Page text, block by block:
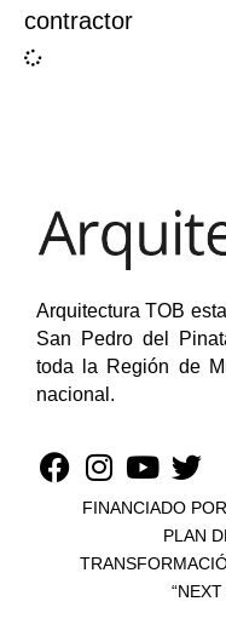
contractor
Arquitectura TOB
San Pedro del
toda la Región de
nacional.
FINANCIADO
PLAN